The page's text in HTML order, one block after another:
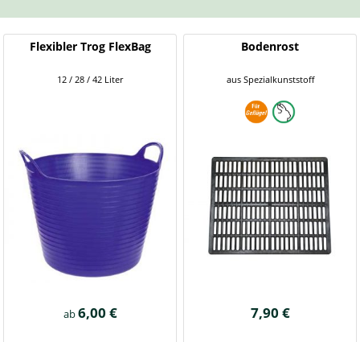
Flexibler Trog FlexBag
12 / 28 / 42 Liter
ab6,00 €
Bodenrost
aus Spezialkunststoff
7,90 €